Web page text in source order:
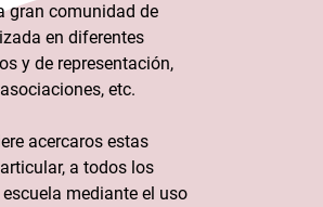
gran comunidad de
en diferentes
y de representación,
etc.
acercaros estas
a todos los
mediante el uso